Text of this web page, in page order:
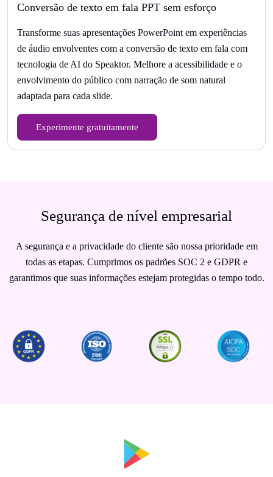
Conversão de texto em fala PPT sem esforço
Transforme suas apresentações PowerPoint em experiências
de áudio envolventes com a conversão de texto em fala com
tecnologia de AI do Speaktor. Melhore a acessibilidade e o
envolvimento do público com narração de som natural
adaptada para cada slide.
Experimente gratuitamente
Segurança de nível empresarial
A segurança e a privacidade do cliente são nossa prioridade em
todas as etapas. Cumprimos os padrões SOC 2 e GDPR e
garantimos que suas informações estejam protegidas o tempo todo.